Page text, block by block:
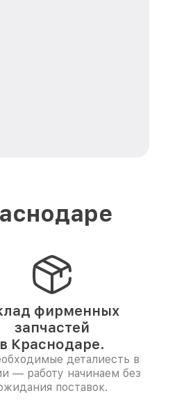
фирменных
запчастей
в Краснодаре.
деталиесть в
— работу начинаем без
поставок.